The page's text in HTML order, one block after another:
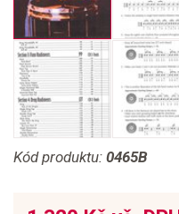
Kód produktu: 0465B